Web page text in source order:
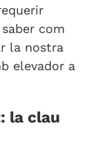
com
la nostra
elevador a
la clau